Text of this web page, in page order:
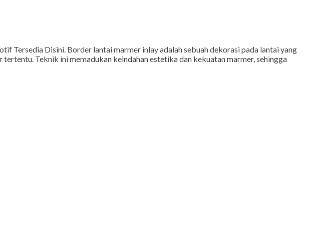
Tersedia Disini. Border lantai marmer inlay adalah sebuah dekorasi pada lantai yang
Teknik ini memadukan keindahan estetika dan kekuatan marmer, sehingga